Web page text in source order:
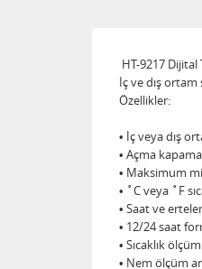
HT-9217
İç ve dış
Özellikler:
• İç veya dış
• Açma
• Maksimum
• ˚C veya ˚F
• Saat ve
• 12/24 saat
• Sıcaklık
• Nem ölçüm